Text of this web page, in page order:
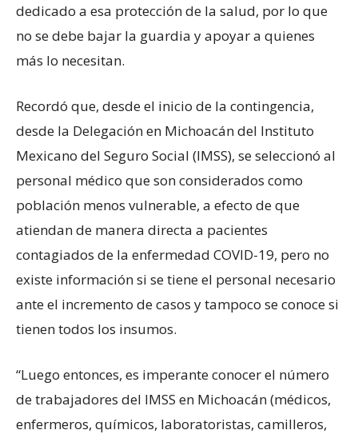
dedicado a esa protección de la salud, por lo que
no se debe bajar la guardia y apoyar a quienes
más lo necesitan.
Recordó que, desde el inicio de la contingencia,
desde la Delegación en Michoacán del Instituto
Mexicano del Seguro Social (IMSS), se seleccionó al
personal médico que son considerados como
población menos vulnerable, a efecto de que
atiendan de manera directa a pacientes
contagiados de la enfermedad COVID-19, pero no
existe información si se tiene el personal necesario
ante el incremento de casos y tampoco se conoce si
tienen todos los insumos.
“Luego entonces, es imperante conocer el número
de trabajadores del IMSS en Michoacán (médicos,
enfermeros, químicos, laboratoristas, camilleros,